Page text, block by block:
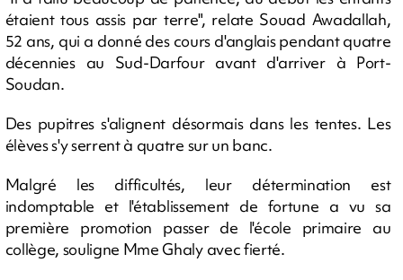
étaient tous assis par terre", relate Souad Awadallah,
52 ans, qui a donné des cours d'anglais pendant quatre
décennies au Sud-Darfour avant d'arriver à Port-
Soudan.
Des pupitres s'alignent désormais dans les tentes. Les
élèves s'y serrent à quatre sur un banc.
Malgré les difficultés, leur détermination est
indomptable et l'établissement de fortune a vu sa
première promotion passer de l'école primaire au
collège, souligne Mme Ghaly avec fierté.